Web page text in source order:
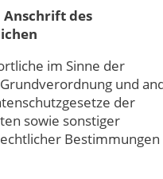
Anschrift des
im Sinne der
und
der
sowie sonstiger
Bestimmungen